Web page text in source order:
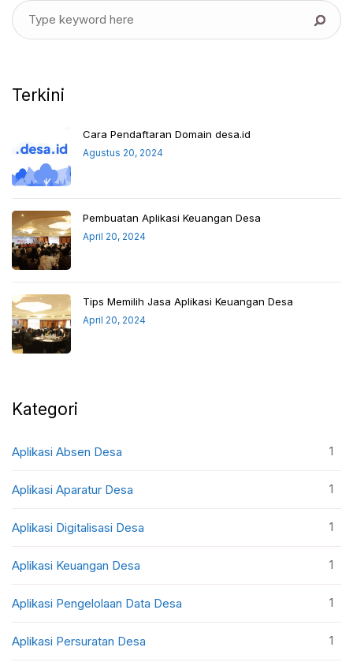
Terkini
Cara Pendaftaran Domain desa.id
Agustus 20, 2024
Pembuatan Aplikasi Keuangan Desa
April 20, 2024
Tips Memilih Jasa Aplikasi Keuangan Desa
April 20, 2024
Kategori
Aplikasi Absen Desa 1
Aplikasi Aparatur Desa 1
Aplikasi Digitalisasi Desa 1
Aplikasi Keuangan Desa 1
Aplikasi Pengelolaan Data Desa 1
Aplikasi Persuratan Desa 1